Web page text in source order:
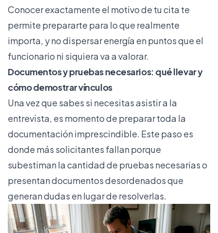
Conocer exactamente el motivo de tu cita te
permite prepararte para lo que realmente
importa, y no dispersar energía en puntos que el
funcionario ni siquiera va a valorar.
Documentos y pruebas necesarios: qué llevar y
cómo demostrar vínculos
Una vez que sabes si necesitas asistir a la
entrevista, es momento de preparar toda la
documentación imprescindible. Este paso es
donde más solicitantes fallan porque
subestiman la cantidad de pruebas necesarias o
presentan documentos desordenados que
generan dudas en lugar de resolverlas.